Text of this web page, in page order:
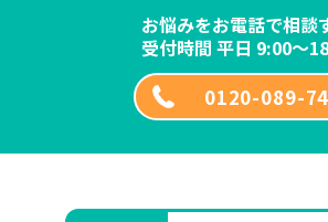
お悩みをお電話で相談
受付時間 平日 9:00～
0120-089-